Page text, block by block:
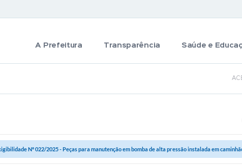
A Prefeitura Transparência Saúde e
Nº 022/2025 - Peças para manutenção em bomba de alta pressão instalada em